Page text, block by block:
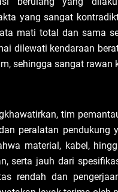
yang sangat
mati total dan sama
dilewati kendaraan
sehingga sangat
tim
peralatan pendukung
material, kabel,
serta jauh dari
rendah dan